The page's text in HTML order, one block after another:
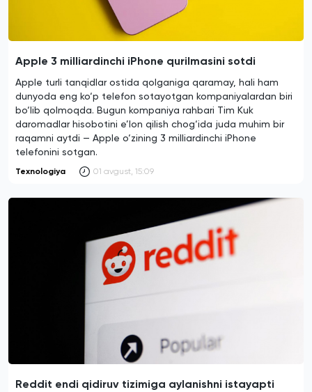
Apple 3 milliardinchi iPhone qurilmasini sotdi
Apple turli tanqidlar ostida qolganiga qaramay, hali ham
dunyoda eng ko‘p telefon sotayotgan kompaniyalardan biri
bo‘lib qolmoqda. Bugun kompaniya rahbari Tim Kuk
daromadlar hisobotini e’lon qilish chog‘ida juda muhim bir
raqamni aytdi — Apple o‘zining 3 milliardinchi iPhone
telefonini sotgan.
Texnologiya 01 avgust, 15:09
Reddit endi qidiruv tizimiga aylanishni istayapti